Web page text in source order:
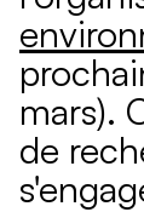
mars).
de